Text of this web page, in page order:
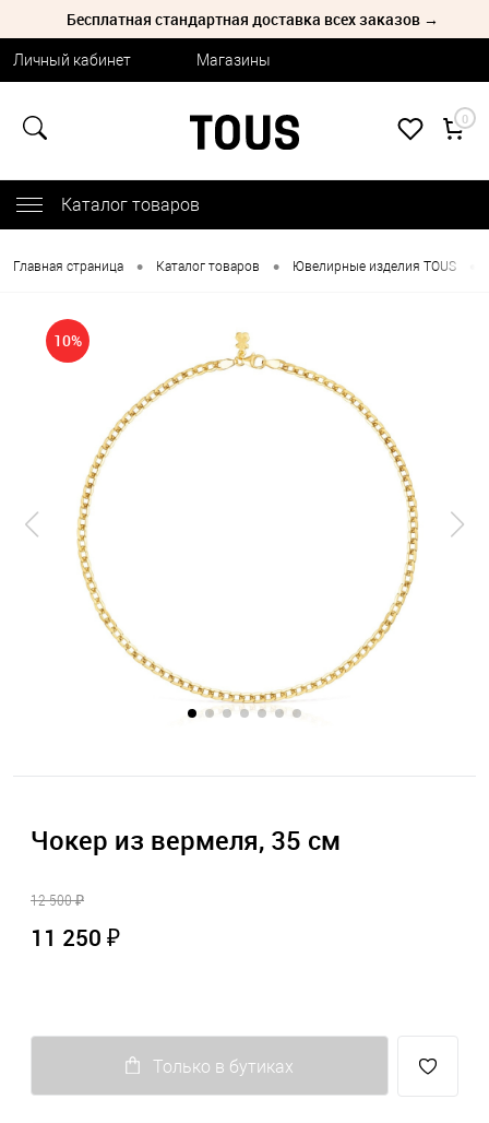
Бесплатная стандартная доставка всех заказов →
Личный кабинет Магазины
0
Каталог товаров
Главная страница • Каталог товаров • Ювелирные изделия TOUS
10%
Чокер из вермеля, 35 см
12 500 ₽
11 250 ₽
Только в бутиках